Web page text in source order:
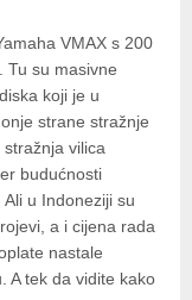
VMAX s 200
Tu su masivne
koji je u
strane stražnje
vilica
budućnosti
u Indoneziji su
a i cijena rada
nastale
A tek da vidite kako